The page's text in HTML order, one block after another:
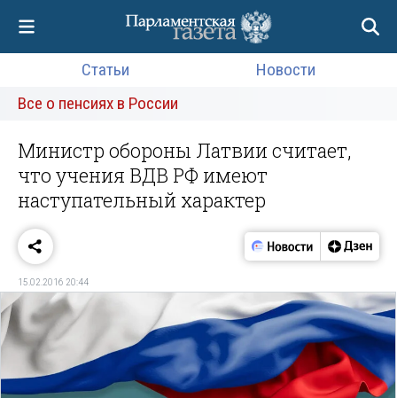
Статьи
Новости
Все о пенсиях в России
Министр обороны Латвии считает,
что учения ВДВ РФ имеют
наступательный характер
15.02.2016 20:44